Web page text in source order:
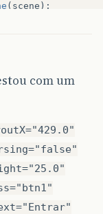
( scene );
com um